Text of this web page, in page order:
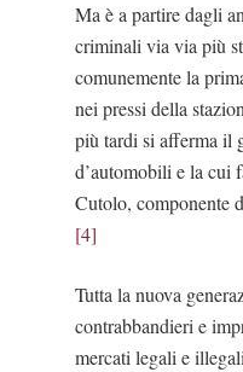
Ma è a partire dagli
criminali via via più
comunemente la
nei pressi della
più tardi si afferma il
d’automobili e la
Cutolo, componente
[4]
Tutta la nuova
contrabbandieri e
mercati legali e